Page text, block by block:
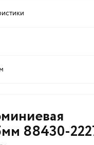
88430-